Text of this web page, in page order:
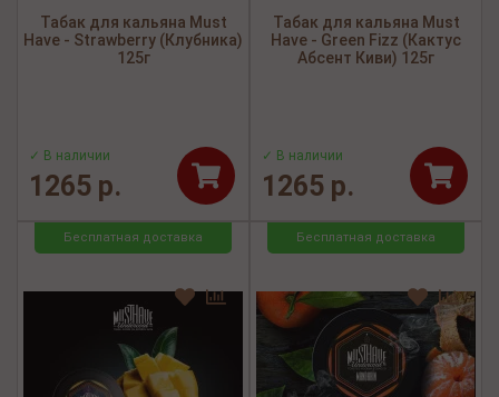
Табак для кальяна Must
Have - Strawberry (Клубника)
125г
✓ В наличии
1265 р.
Табак для кальяна Must
Have - Green Fizz (Кактус
Абсент Киви) 125г
✓ В наличии
1265 р.
Бесплатная доставка Бесплатная доставка